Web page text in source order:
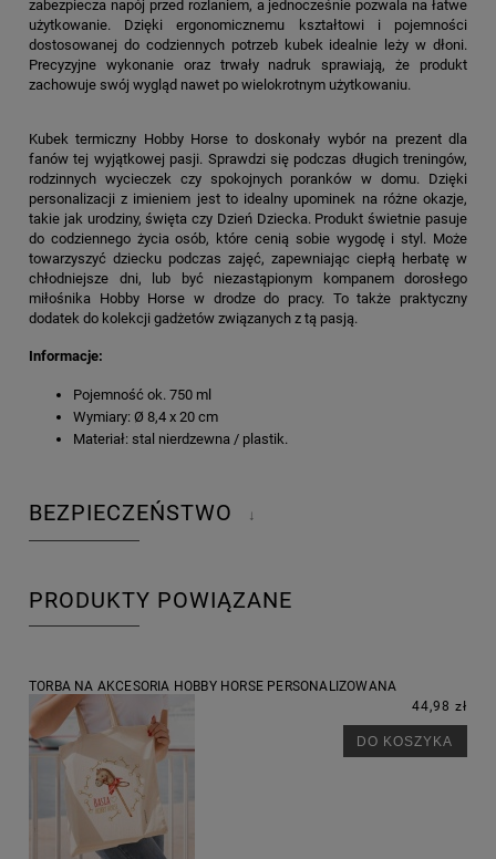
zabezpiecza napój przed rozlaniem, a jednocześnie pozwala na łatwe
użytkowanie. Dzięki ergonomicznemu kształtowi i pojemności
dostosowanej do codziennych potrzeb kubek idealnie leży w dłoni.
Precyzyjne wykonanie oraz trwały nadruk sprawiają, że produkt
zachowuje swój wygląd nawet po wielokrotnym użytkowaniu.
Kubek termiczny Hobby Horse to doskonały wybór na prezent dla
fanów tej wyjątkowej pasji. Sprawdzi się podczas długich treningów,
rodzinnych wycieczek czy spokojnych poranków w domu. Dzięki
personalizacji z imieniem jest to idealny upominek na różne okazje,
takie jak urodziny, święta czy Dzień Dziecka. Produkt świetnie pasuje
do codziennego życia osób, które cenią sobie wygodę i styl. Może
towarzyszyć dziecku podczas zajęć, zapewniając ciepłą herbatę w
chłodniejsze dni, lub być niezastąpionym kompanem dorosłego
miłośnika Hobby Horse w drodze do pracy. To także praktyczny
dodatek do kolekcji gadżetów związanych z tą pasją.
Informacje:
Pojemność ok. 750 ml
Wymiary: Ø 8,4 x 20 cm
Materiał: stal nierdzewna / plastik.
BEZPIECZEŃSTWO ↓
PRODUKTY POWIĄZANE
TORBA NA AKCESORIA HOBBY HORSE PERSONALIZOWANA
44,98 zł
DO KOSZYKA